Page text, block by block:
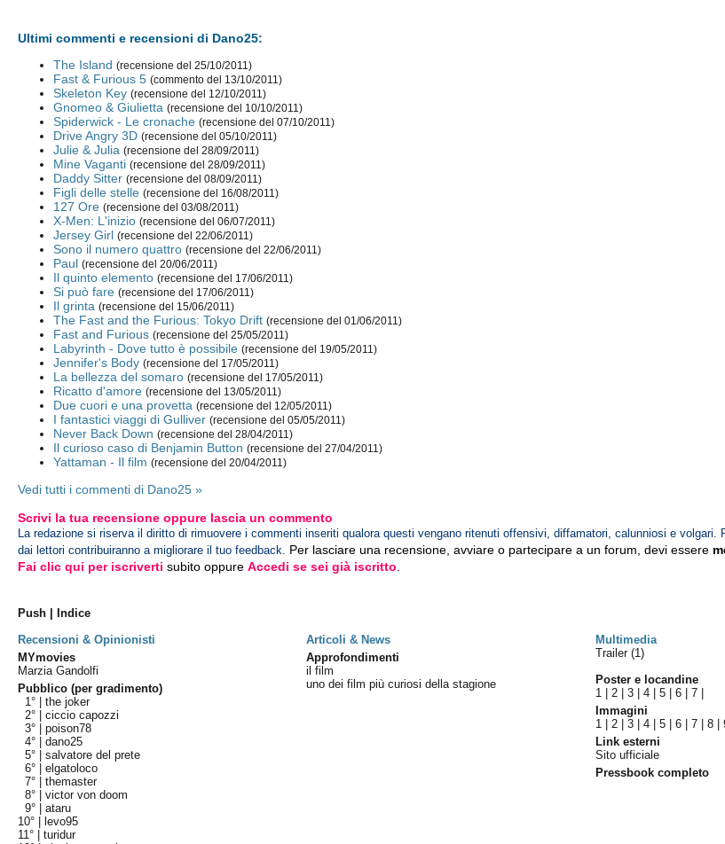
Ultimi commenti e recensioni di Dano25:
The Island (recensione del 25/10/2011)
Fast & Furious 5 (commento del 13/10/2011)
Skeleton Key (recensione del 12/10/2011)
Gnomeo & Giulietta (recensione del 10/10/2011)
Spiderwick - Le cronache (recensione del 07/10/2011)
Drive Angry 3D (recensione del 05/10/2011)
Julie & Julia (recensione del 28/09/2011)
Mine Vaganti (recensione del 28/09/2011)
Daddy Sitter (recensione del 08/09/2011)
Figli delle stelle (recensione del 16/08/2011)
127 Ore (recensione del 03/08/2011)
X-Men: L'inizio (recensione del 06/07/2011)
Jersey Girl (recensione del 22/06/2011)
Sono il numero quattro (recensione del 22/06/2011)
Paul (recensione del 20/06/2011)
Il quinto elemento (recensione del 17/06/2011)
Si può fare (recensione del 17/06/2011)
Il grinta (recensione del 15/06/2011)
The Fast and the Furious: Tokyo Drift (recensione del 01/06/2011)
Fast and Furious (recensione del 25/05/2011)
Labyrinth - Dove tutto è possibile (recensione del 19/05/2011)
Jennifer's Body (recensione del 17/05/2011)
La bellezza del somaro (recensione del 17/05/2011)
Ricatto d'amore (recensione del 13/05/2011)
Due cuori e una provetta (recensione del 12/05/2011)
I fantastici viaggi di Gulliver (recensione del 05/05/2011)
Never Back Down (recensione del 28/04/2011)
Il curioso caso di Benjamin Button (recensione del 27/04/2011)
Yattaman - Il film (recensione del 20/04/2011)
Vedi tutti i commenti di Dano25 »
Scrivi la tua recensione oppure lascia un commento
La redazione si riserva il diritto di rimuovere i commenti inseriti qualora questi vengano ritenuti offensivi, diffamatori, calunniosi e volgari.
dai lettori contribuiranno a migliorare il tuo feedback. Per lasciare una recensione, avviare o partecipare a un forum, devi essere
Fai clic qui per iscriverti subito oppureAccedi se sei già iscritto
Push | Indice
Recensioni & Opinionisti
Articoli & News Multimedia
MYmovies
Marzia Gandolfi
Pubblico (per gradimento)
1° |the joker
2° |ciccio capozzi
3° |poison78
4° |dano25
5° |salvatore del prete
6° |elgatoloco
7° |themaster
8° |victor von doom
9° |ataru
10° |
levo95
11° |turidur
Approfondimenti
il film
uno dei film più curiosi della stagione
Trailer (1)
Poster e locandine
1 |2 |3 |4 |5 |6 |7
Immagini
1 |2 |3 |4 |5 |6 |7 |8 |
Link esterni
Sito ufficiale
Pressbook completo